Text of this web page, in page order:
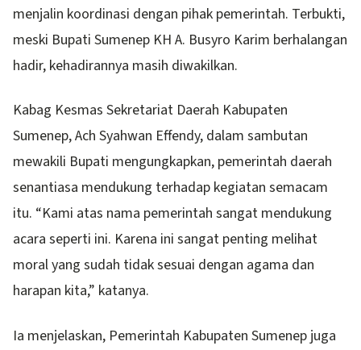
menjalin koordinasi dengan pihak pemerintah. Terbukti,
meski Bupati Sumenep KH A. Busyro Karim berhalangan
hadir, kehadirannya masih diwakilkan.
Kabag Kesmas Sekretariat Daerah Kabupaten
Sumenep, Ach Syahwan Effendy, dalam sambutan
mewakili Bupati mengungkapkan, pemerintah daerah
senantiasa mendukung terhadap kegiatan semacam
itu. “Kami atas nama pemerintah sangat mendukung
acara seperti ini. Karena ini sangat penting melihat
moral yang sudah tidak sesuai dengan agama dan
harapan kita,” katanya.
Ia menjelaskan, Pemerintah Kabupaten Sumenep juga